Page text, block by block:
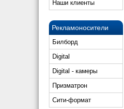
Наши клиенты
Рекламоносители
Билборд
Digital
Digital - камеры
Призматрон
Сити-формат